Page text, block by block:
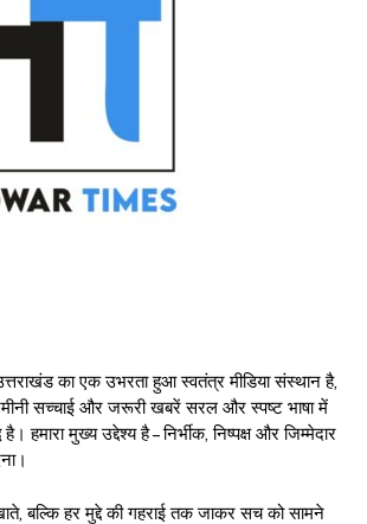
का एक उभरता हुआ स्वतंत्र मीडिया संस्थान है,
सच्चाई और जरूरी खबरें सरल और स्पष्ट भाषा में
हमारा मुख्य उद्देश्य है – निर्भीक, निष्पक्ष और जिम्मेदार
बल्कि हर मुद्दे की गहराई तक जाकर सच को सामने